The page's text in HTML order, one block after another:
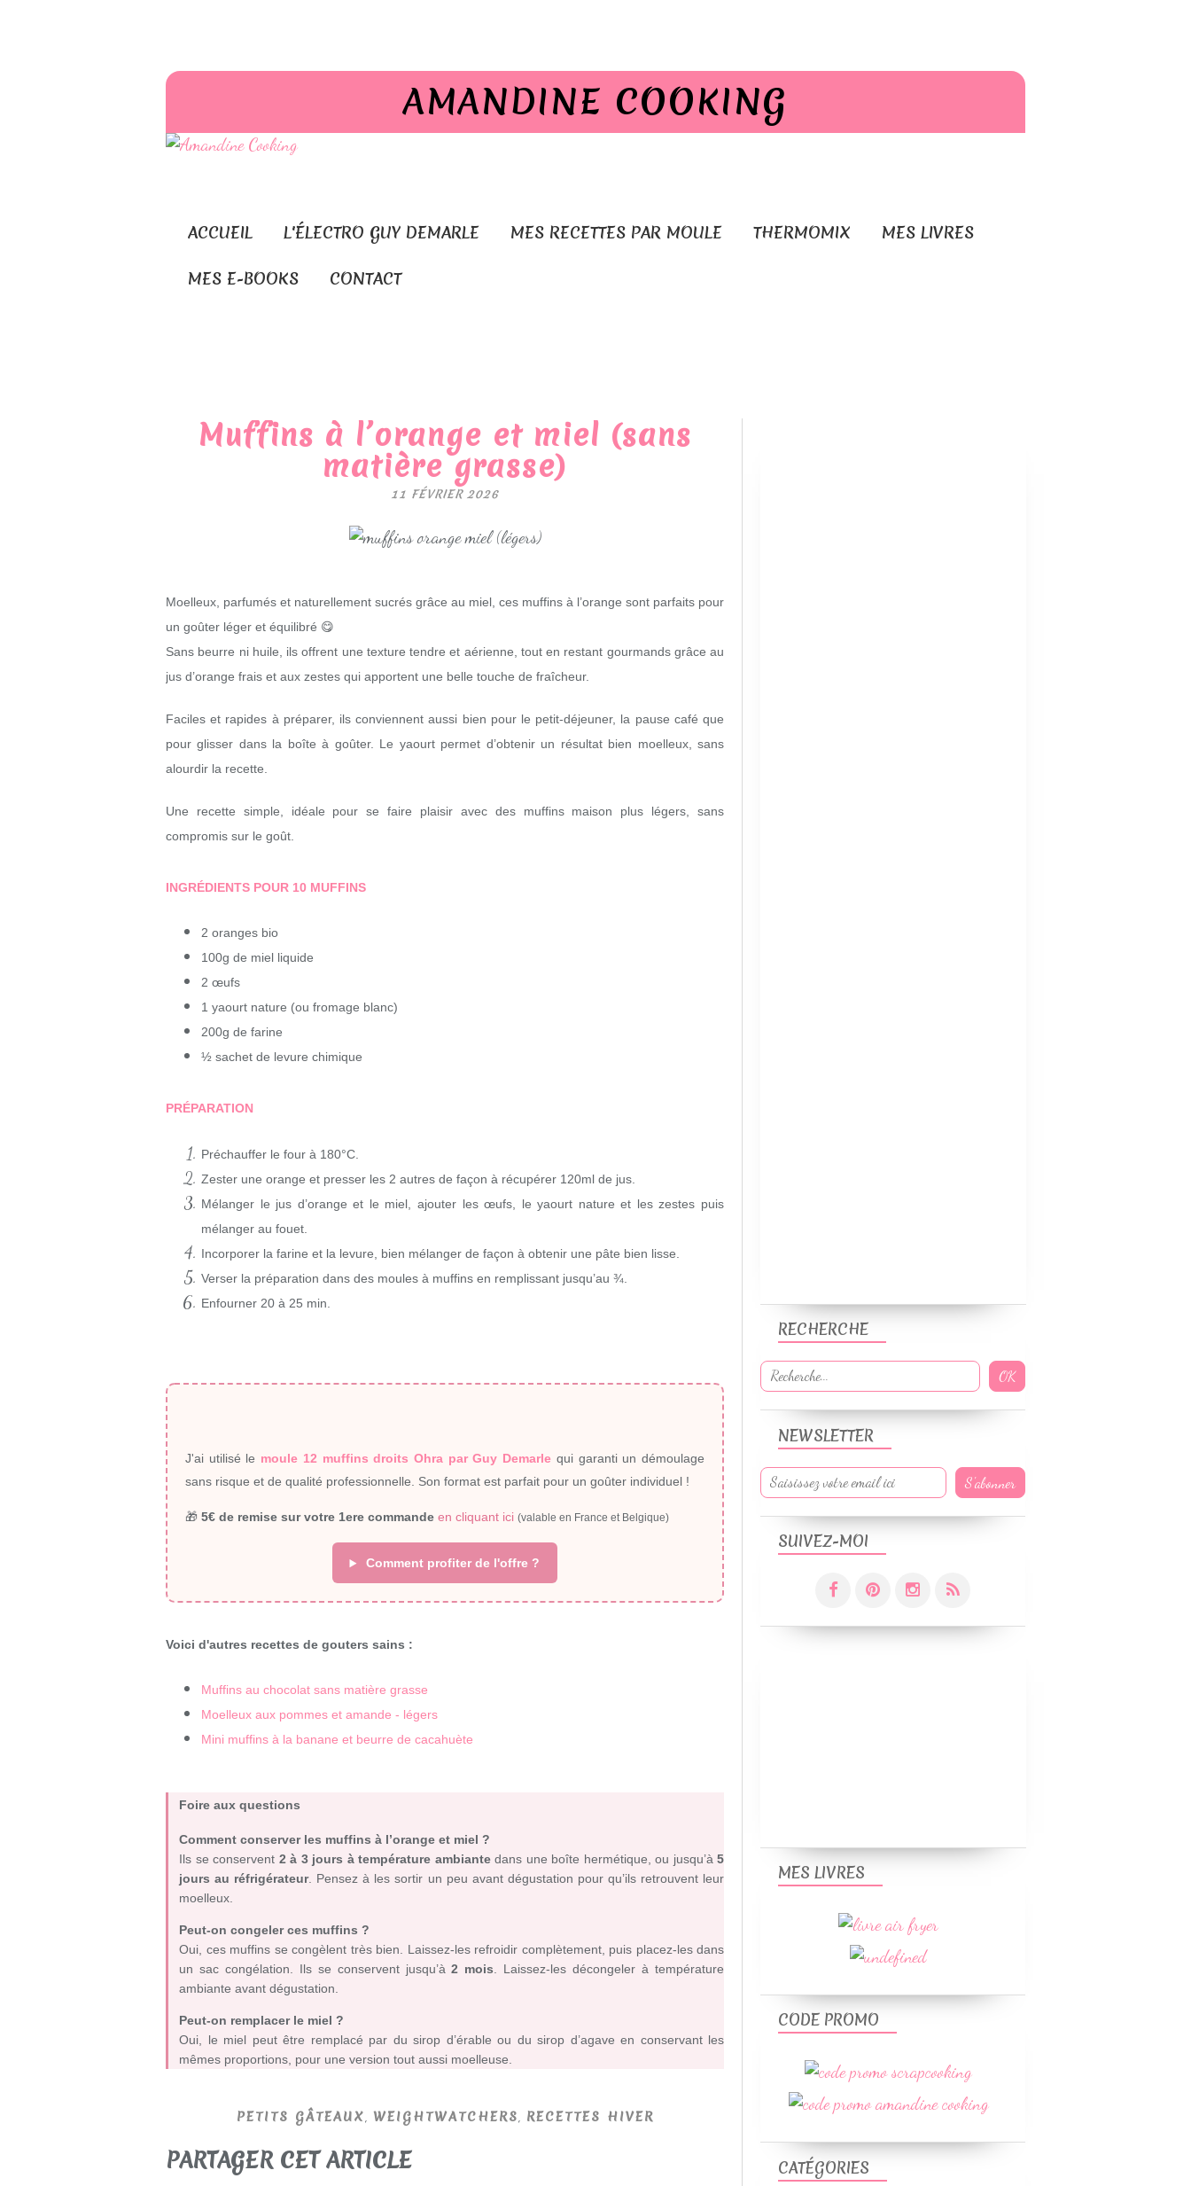
AMANDINE COOKING
ACCUEIL L'ÉLECTRO GUY DEMARLE MES RECETTES PAR MOULE THERMOMIX MES LIVRES
MES E-BOOKS CONTACT
Muffins à l’orange et miel (sans
matière grasse)
11 FÉVRIER 2026
Moelleux, parfumés et naturellement sucrés grâce au miel, ces muffins à l’orange sont parfaits pour
un goûter léger et équilibré 😋
Sans beurre ni huile, ils offrent une texture tendre et aérienne, tout en restant gourmands grâce au
jus d’orange frais et aux zestes qui apportent une belle touche de fraîcheur.
Faciles et rapides à préparer, ils conviennent aussi bien pour le petit-déjeuner, la pause café que
pour glisser dans la boîte à goûter. Le yaourt permet d’obtenir un résultat bien moelleux, sans
alourdir la recette.
Une recette simple, idéale pour se faire plaisir avec des muffins maison plus légers, sans
compromis sur le goût.
INGRÉDIENTS POUR 10 MUFFINS
2 oranges bio
100g de miel liquide
2 œufs
1 yaourt nature (ou fromage blanc)
200g de farine
½ sachet de levure chimique
PRÉPARATION
Préchauffer le four à 180°C.
Zester une orange et presser les 2 autres de façon à récupérer 120ml de jus.
Mélanger le jus d’orange et le miel, ajouter les œufs, le yaourt nature et les zestes puis
mélanger au fouet.
Incorporer la farine et la levure, bien mélanger de façon à obtenir une pâte bien lisse.
Verser la préparation dans des moules à muffins en remplissant jusqu’au ¾.
Enfourner 20 à 25 min.
J'ai utilisé le moule 12 muffins droits Ohra par Guy Demarle qui garanti un démoulage
sans risque et de qualité professionnelle. Son format est parfait pour un goûter individuel !
🎁 5€ de remise sur votre 1ere commande en cliquant ici (valable en France et Belgique)
Comment profiter de l'offre ?
Voici d'autres recettes de gouters sains :
Muffins au chocolat sans matière grasse
Moelleux aux pommes et amande - légers
Mini muffins à la banane et beurre de cacahuète
Foire aux questions
Comment conserver les muffins à l’orange et miel ?
Ils se conservent 2 à 3 jours à température ambiantedans une boîte hermétique, ou jusqu’à 5
jours au réfrigérateur. Pensez à les sortir un peu avant dégustation pour qu’ils retrouvent leur
moelleux.
Peut-on congeler ces muffins ?
Oui, ces muffins se congèlent très bien. Laissez-les refroidir complètement, puis placez-les dans
un sac congélation. Ils se conservent jusqu’à2 mois . Laissez-les décongeler à température
ambiante avant dégustation.
Peut-on remplacer le miel ?
Oui, le miel peut être remplacé par du sirop d’érable ou du sirop d’agave en conservant les
mêmes proportions, pour une version tout aussi moelleuse.
PETITS GÂTEAUX, WEIGHTWATCHERS, RECETTES HIVER
PARTAGER CET ARTICLE
NEWSLETTER
SUIVEZ-MOI
RECHERCHE
CATÉGORIES
MES LIVRES
CODE PROMO